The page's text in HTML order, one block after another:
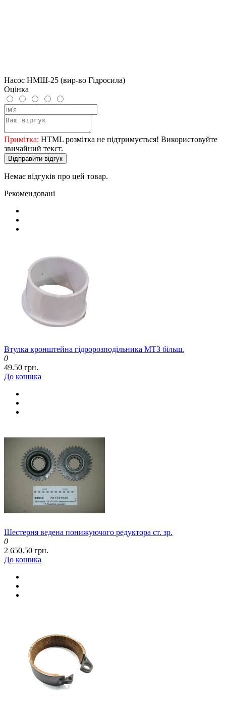
Насос НМШ-25 (вир-во Гідросила)
Оцінка
Примітка: HTML розмітка не підтримується! Використовуйте
звичайний текст.
Відправити відгук
Немає відгуків про цей товар.
Рекомендовані
Втулка кронштейна гідророзподільника МТЗ більш.
0
49.50 грн.
До кошика
Шестерня ведена понижуючого редуктора ст. зр.
0
2 650.50 грн.
До кошика